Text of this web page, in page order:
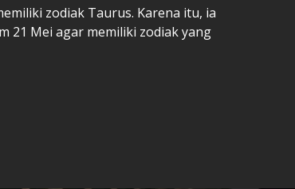
zodiak Taurus. Karena itu, ia
21 Mei agar memiliki zodiak yang